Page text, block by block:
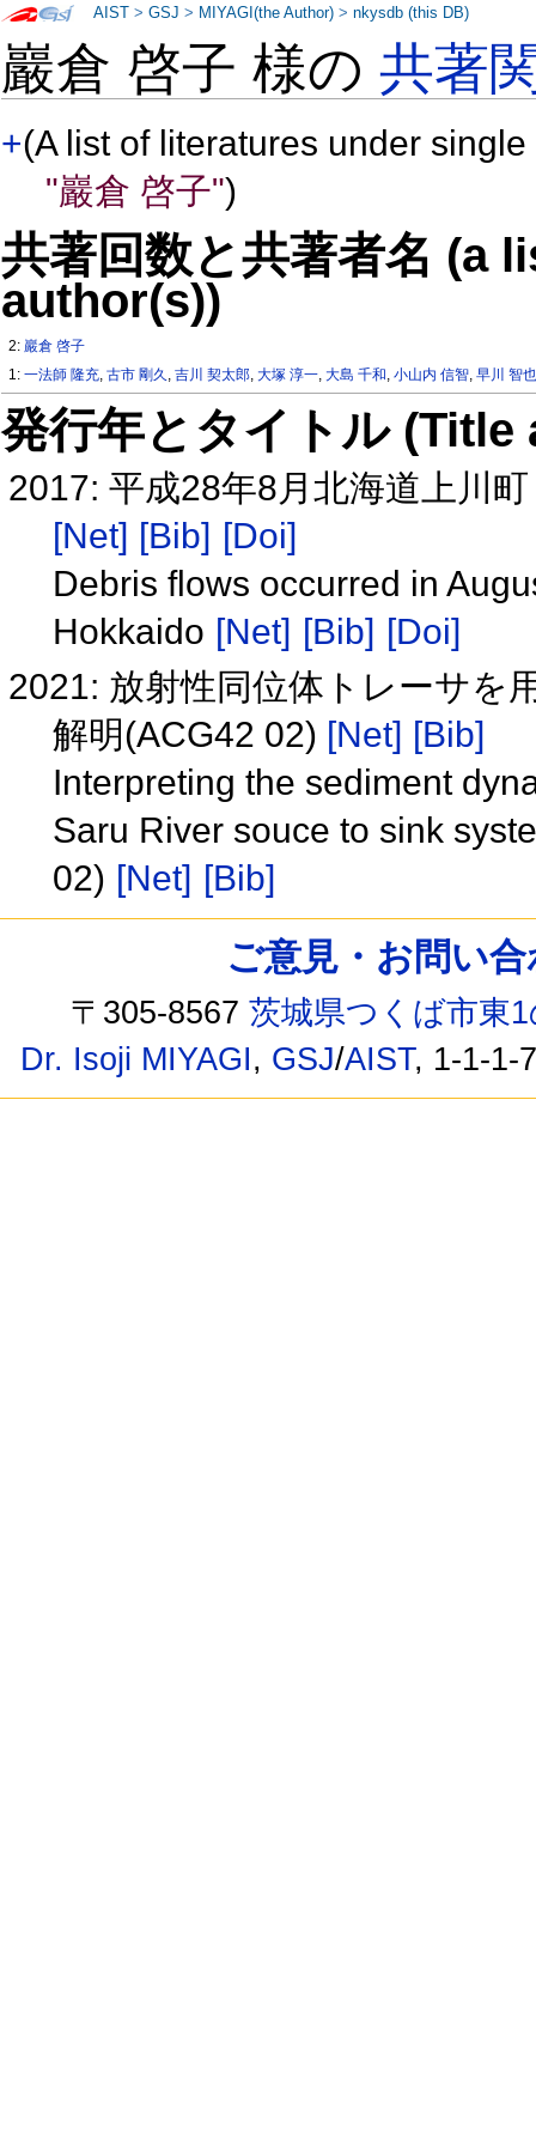
巖倉 啓子 様の共著
+(A list of literatures under
"巖倉 啓子")
共著回数と共著者名 (a
author(s))
2: 巖倉 啓子
1:一法師 隆充,古市 剛久 ,吉川 契太郎,大塚 淳一,大島 千和,小山内 信智,早川 智
発行年とタイトル
2017: 平成28年8月北海道上川
[Net] [Bib] [Doi]
Debris flows occurred in
Hokkaido [Net] [Bib] [Doi]
2021: 放射性同位体トレーサを
解明(ACG42 02) [Net] [Bib]
Interpreting the sediment
Saru River souce to sink
02) [Net] [Bib]
AIST >GSJ > MIYAGI(the Author) >nkysdb (this DB)
ご意見・お問い
〒305-8567茨城県つくば市東
Dr. Isoji MIYAGI, GSJ/AIST, 1-1-1-